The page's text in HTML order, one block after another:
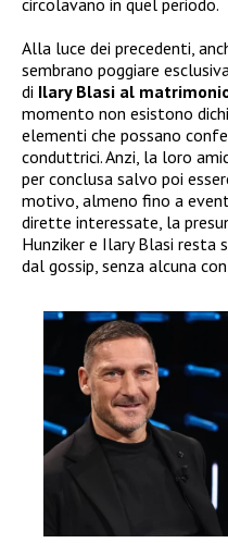
Alla luce dei precedenti,
sembrano poggiare
di Ilary Blasi al
momento non esistono
elementi che possano
conduttrici. Anzi, la loro
per conclusa salvo poi
motivo, almeno fino a
dirette interessate, la
Hunziker e Ilary Blasi
dal gossip, senza alcuna